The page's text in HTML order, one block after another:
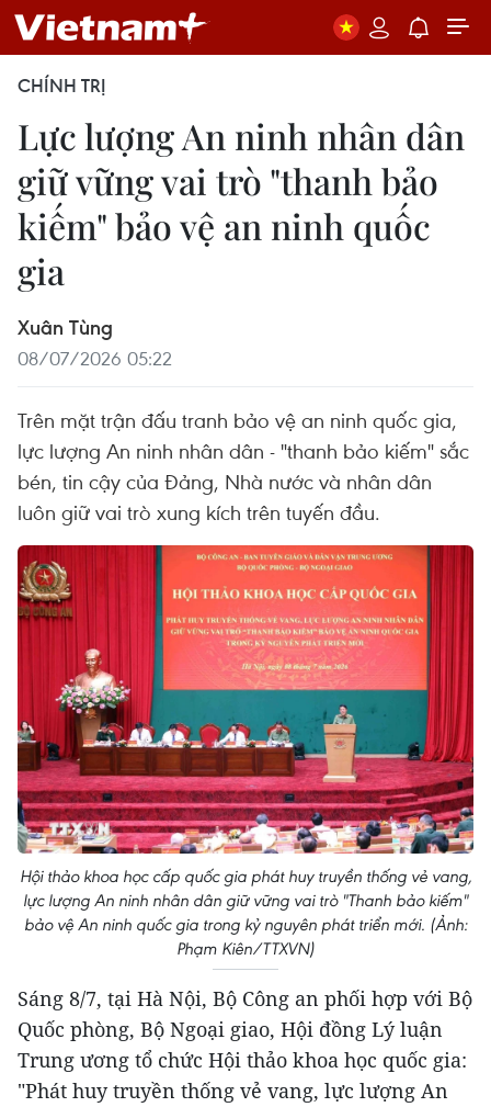
CHÍNH TRỊ
Lực lượng An ninh nhân dân
giữ vững vai trò "thanh bảo
kiếm" bảo vệ an ninh quốc
gia
Xuân Tùng
08/07/2026 05:22
Trên mặt trận đấu tranh bảo vệ an ninh quốc gia,
lực lượng An ninh nhân dân - "thanh bảo kiếm" sắc
bén, tin cậy của Đảng, Nhà nước và nhân dân
luôn giữ vai trò xung kích trên tuyến đầu.
Hội thảo khoa học cấp quốc gia phát huy truyền thống vẻ vang,
lực lượng An ninh nhân dân giữ vững vai trò "Thanh bảo kiếm"
bảo vệ An ninh quốc gia trong kỷ nguyên phát triển mới. (Ảnh:
Phạm Kiên/TTXVN)
Sáng 8/7, tại Hà Nội, Bộ Công an phối hợp với Bộ
Quốc phòng, Bộ Ngoại giao, Hội đồng Lý luận
Trung ương tổ chức Hội thảo khoa học quốc gia:
"Phát huy truyền thống vẻ vang, lực lượng An